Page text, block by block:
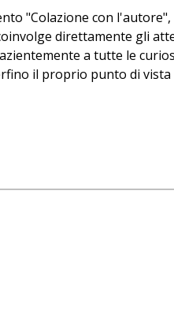
"Colazione con
direttamente gli
a tutte le
il proprio punto di